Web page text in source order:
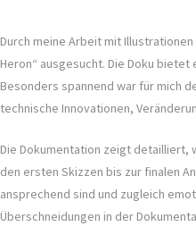
Durch meine Arbeit mit
Heron“ ausgesucht. Die Doku
Besonders spannend war für mich
technische Innovationen,
Die Dokumentation zeigt detailliert,
den ersten Skizzen bis zur finalen
ansprechend sind und zugleich
Überschneidungen in der